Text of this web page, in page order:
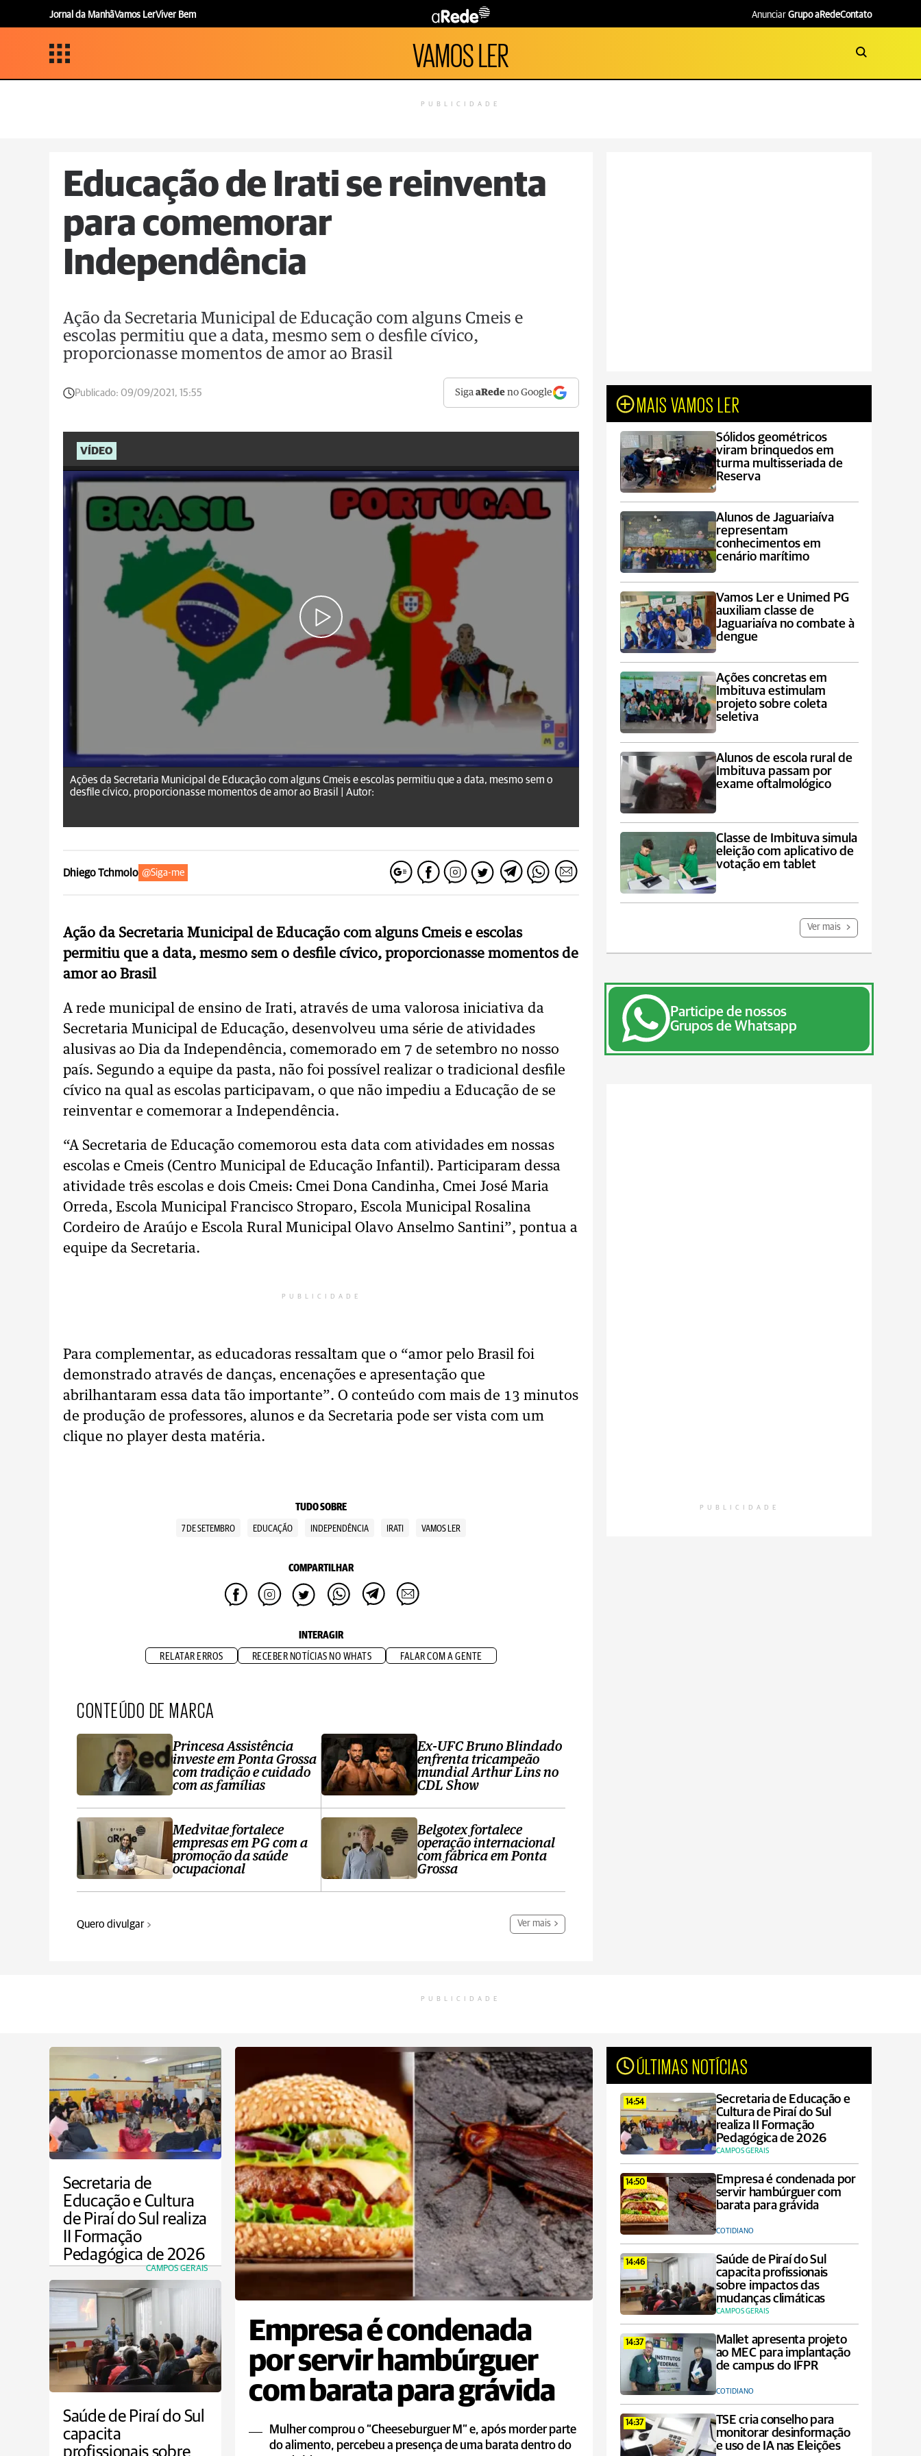
Jornal da ManhãVamos LerViver Bem Anunciar Grupo aRedeContato
VAMOS LER
PUBLICIDADE
Educação de Irati se reinventa
para comemorar
Independência
Ação da Secretaria Municipal de Educação com alguns Cmeis e
escolas permitiu que a data, mesmo sem o desfile cívico,
proporcionasse momentos de amor ao Brasil
Publicado: 09/09/2021, 15:55 SigaaRede no Google
VÍDEO
Ações da Secretaria Municipal de Educação com alguns Cmeis e escolas permitiu que a data, mesmo sem o
desfile cívico, proporcionasse momentos de amor ao Brasil |
Autor:
Dhiego Tchmolo @Siga-me
Ação da Secretaria Municipal de Educação com alguns Cmeis e escolas
permitiu que a data, mesmo sem o desfile cívico, proporcionasse momentos de
amor ao Brasil
A rede municipal de ensino de Irati, através de uma valorosa iniciativa da
Secretaria Municipal de Educação, desenvolveu uma série de atividades
alusivas ao Dia da Independência, comemorado em 7 de setembro no nosso
país. Segundo a equipe da pasta, não foi possível realizar o tradicional desfile
cívico na qual as escolas participavam, o que não impediu a Educação de se
reinventar e comemorar a Independência.
“A Secretaria de Educação comemorou esta data com atividades em nossas
escolas e Cmeis (Centro Municipal de Educação Infantil). Participaram dessa
atividade três escolas e dois Cmeis: Cmei Dona Candinha, Cmei José Maria
Orreda, Escola Municipal Francisco Stroparo, Escola Municipal Rosalina
Cordeiro de Araújo e Escola Rural Municipal Olavo Anselmo Santini”, pontua a
equipe da Secretaria.
PUBLICIDADE
Para complementar, as educadoras ressaltam que o “amor pelo Brasil foi
demonstrado através de danças, encenações e apresentação que
abrilhantaram essa data tão importante”. O conteúdo com mais de 13 minutos
de produção de professores, alunos e da Secretaria pode ser vista com um
clique no player desta matéria.
TUDO SOBRE
7 DE SETEMBRO EDUCAÇÃO INDEPENDÊNCIA IRATI VAMOS LER
COMPARTILHAR
INTERAGIR
RELATAR ERROS RECEBER NOTÍCIAS NO WHATS FALAR COM A GENTE
CONTEÚDO DE MARCA
Princesa Assistência
investe em Ponta Grossa
com tradição e cuidado
com as famílias
Medvitae fortalece
empresas em PG com a
promoção da saúde
ocupacional
Ex-UFC Bruno Blindado
enfrenta tricampeão
mundial Arthur Lins no
CDL Show
Belgotex fortalece
operação internacional
com fábrica em Ponta
Grossa
Quero divulgar Ver mais
MAIS VAMOS LER
Sólidos geométricos
viram brinquedos em
turma multisseriada de
Reserva
Alunos de Jaguariaíva
representam
conhecimentos em
cenário marítimo
Vamos Ler e Unimed PG
auxiliam classe de
Jaguariaíva no combate à
dengue
Ações concretas em
Imbituva estimulam
projeto sobre coleta
seletiva
Alunos de escola rural de
Imbituva passam por
exame oftalmológico
Classe de Imbituva simula
eleição com aplicativo de
votação em tablet
Ver mais
Participe de nossos
Grupos de Whatsapp
PUBLICIDADE
PUBLICIDADE
Secretaria de
Educação e Cultura
de Piraí do Sul realiza
II Formação
Pedagógica de 2026
CAMPOS GERAIS
Empresa é condenada
por servir hambúrguer
com barata para grávida
Mulher comprou o “Cheeseburguer M” e, após morder parte
do alimento, percebeu a presença de uma barata dentro do
ÚLTIMAS NOTÍCIAS
14:54
Secretaria de Educação e
Cultura de Piraí do Sul
realiza II Formação
Pedagógica de 2026
CAMPOS GERAIS
14:50
Empresa é condenada por
servir hambúrguer com
barata para grávida
COTIDIANO
14:46
Saúde de Piraí do Sul
capacita profissionais
sobre impactos das
mudanças climáticas
CAMPOS GERAIS
14:37
Mallet apresenta projeto
ao MEC para implantação
de campus do IFPR
COTIDIANO
14:37
TSE cria conselho para
monitorar desinformação
e uso de IA nas Eleições
Saúde de Piraí do Sul
capacita
profissionais sobre